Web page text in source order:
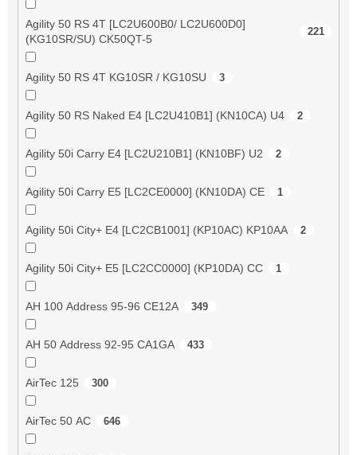
Agility 50 RS 4T [LC2U600B0/ LC2U600D0]
(KG10SR/SU) CK50QT-5
221
Agility 50 RS 4T KG10SR / KG10SU 3
Agility 50 RS Naked E4 [LC2U410B1] (KN10CA) U4 2
Agility 50i Carry E4 [LC2U210B1] (KN10BF) U2 2
Agility 50i Carry E5 [LC2CE0000] (KN10DA) CE 1
Agility 50i City+ E4 [LC2CB1001] (KP10AC) KP10AA 2
Agility 50i City+ E5 [LC2CC0000] (KP10DA) CC 1
AH 100 Address 95-96 CE12A 349
AH 50 Address 92-95 CA1GA 433
AirTec 125 300
AirTec 50 AC 646